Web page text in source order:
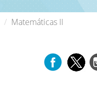
Matemáticas II